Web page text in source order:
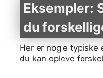
Eksempler:
du
Her er nogle typiske
du kan opleve